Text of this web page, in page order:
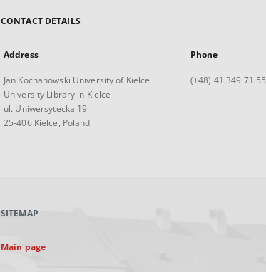
CONTACT DETAILS
Address
Jan Kochanowski University of Kielce
University Library in Kielce
ul. Uniwersytecka 19
25-406 Kielce, Poland
Phone
(+48) 41 349 71 55
SITEMAP
Main page